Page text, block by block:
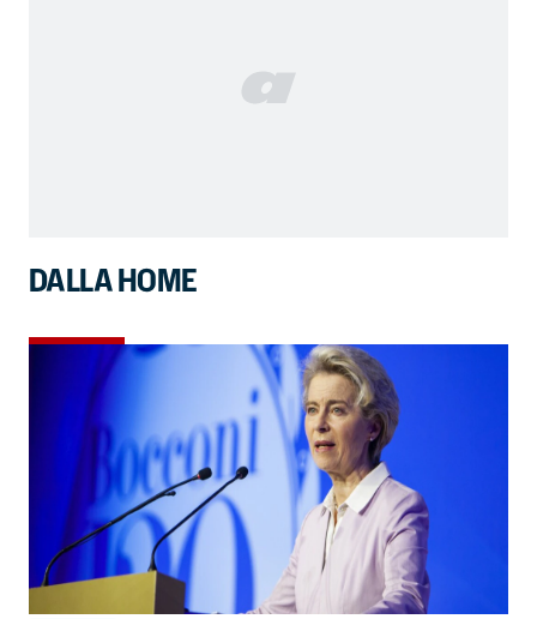
DALLA HOME